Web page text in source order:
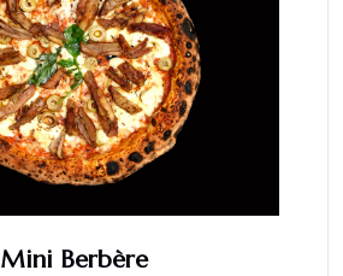
Mini Berbère